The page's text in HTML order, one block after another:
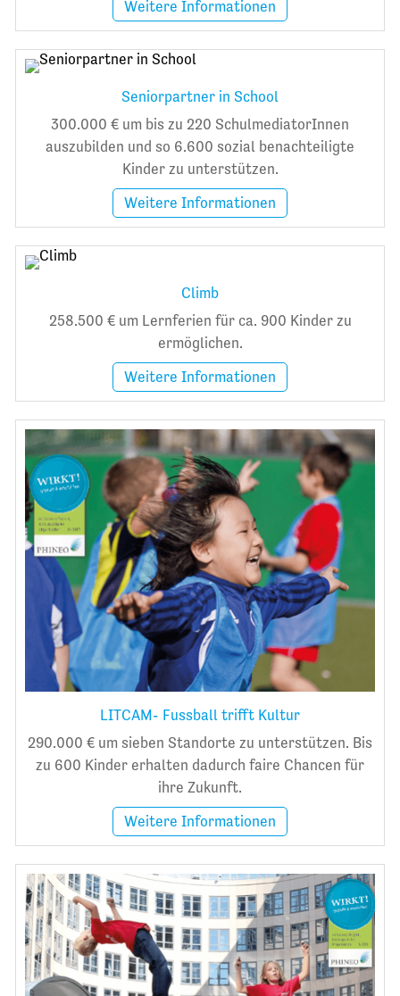
Weitere Informationen
Seniorpartner in School
300.000 € um bis zu 220 SchulmediatorInnen
auszubilden und so 6.600 sozial benachteiligte
Kinder zu unterstützen.
Weitere Informationen
Climb
258.500 € um Lernferien für ca. 900 Kinder zu
ermöglichen.
Weitere Informationen
LITCAM- Fussball trifft Kultur
290.000 € um sieben Standorte zu unterstützen. Bis
zu 600 Kinder erhalten dadurch faire Chancen für
ihre Zukunft.
Weitere Informationen